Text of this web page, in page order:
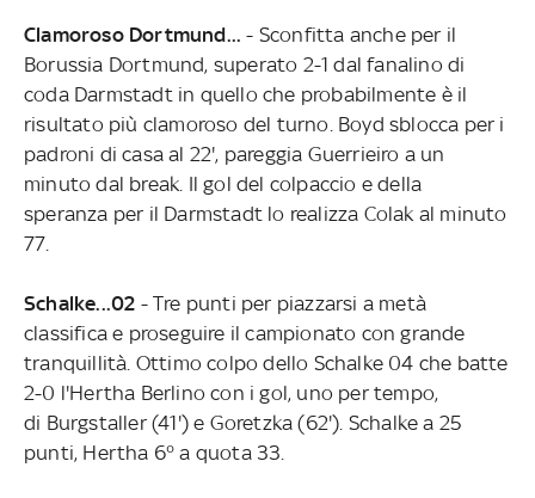
Clamoroso Dortmund... - Sconfitta anche per il
Borussia Dortmund, superato 2-1 dal fanalino di
coda Darmstadt in quello che probabilmente è il
risultato più clamoroso del turno. Boyd sblocca per i
padroni di casa al 22', pareggia Guerrieiro a un
minuto dal break. Il gol del colpaccio e della
speranza per il Darmstadt lo realizza Colak al minuto
77.
Schalke...02 - Tre punti per piazzarsi a metà
classifica e proseguire il campionato con grande
tranquillità. Ottimo colpo dello Schalke 04 che batte
2-0 l'Hertha Berlino con i gol, uno per tempo,
di Burgstaller (41') e Goretzka (62'). Schalke a 25
punti, Hertha 6° a quota 33.